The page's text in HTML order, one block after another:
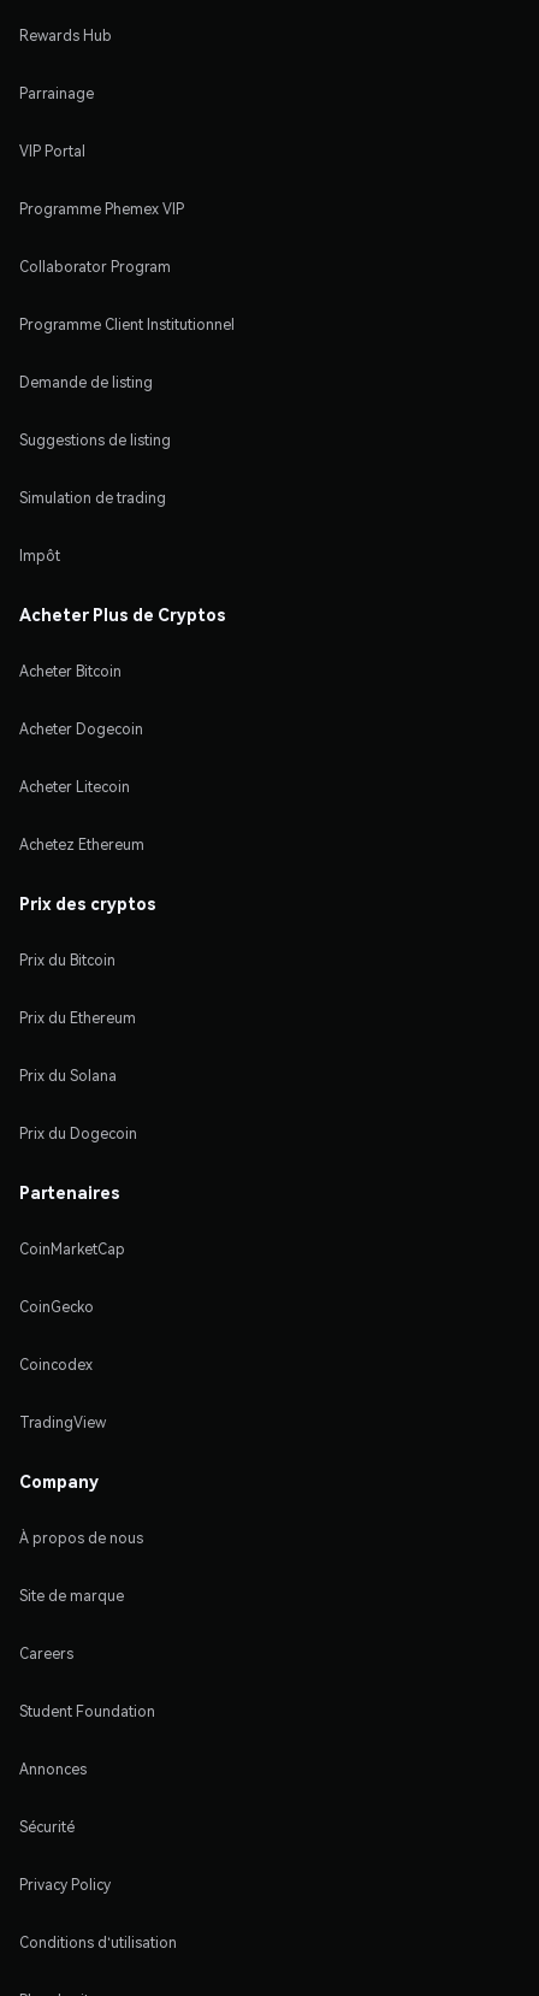
Rewards Hub
Parrainage
VIP Portal
Programme Phemex VIP
Collaborator Program
Programme Client Institutionnel
Demande de listing
Suggestions de listing
Simulation de trading
Impôt
Acheter Plus de Cryptos
Acheter Bitcoin
Acheter Dogecoin
Acheter Litecoin
Achetez Ethereum
Prix des cryptos
Prix du Bitcoin
Prix du Ethereum
Prix du Solana
Prix du Dogecoin
Partenaires
CoinMarketCap
CoinGecko
Coincodex
TradingView
Company
À propos de nous
Site de marque
Careers
Student Foundation
Annonces
Sécurité
Privacy Policy
Conditions d'utilisation